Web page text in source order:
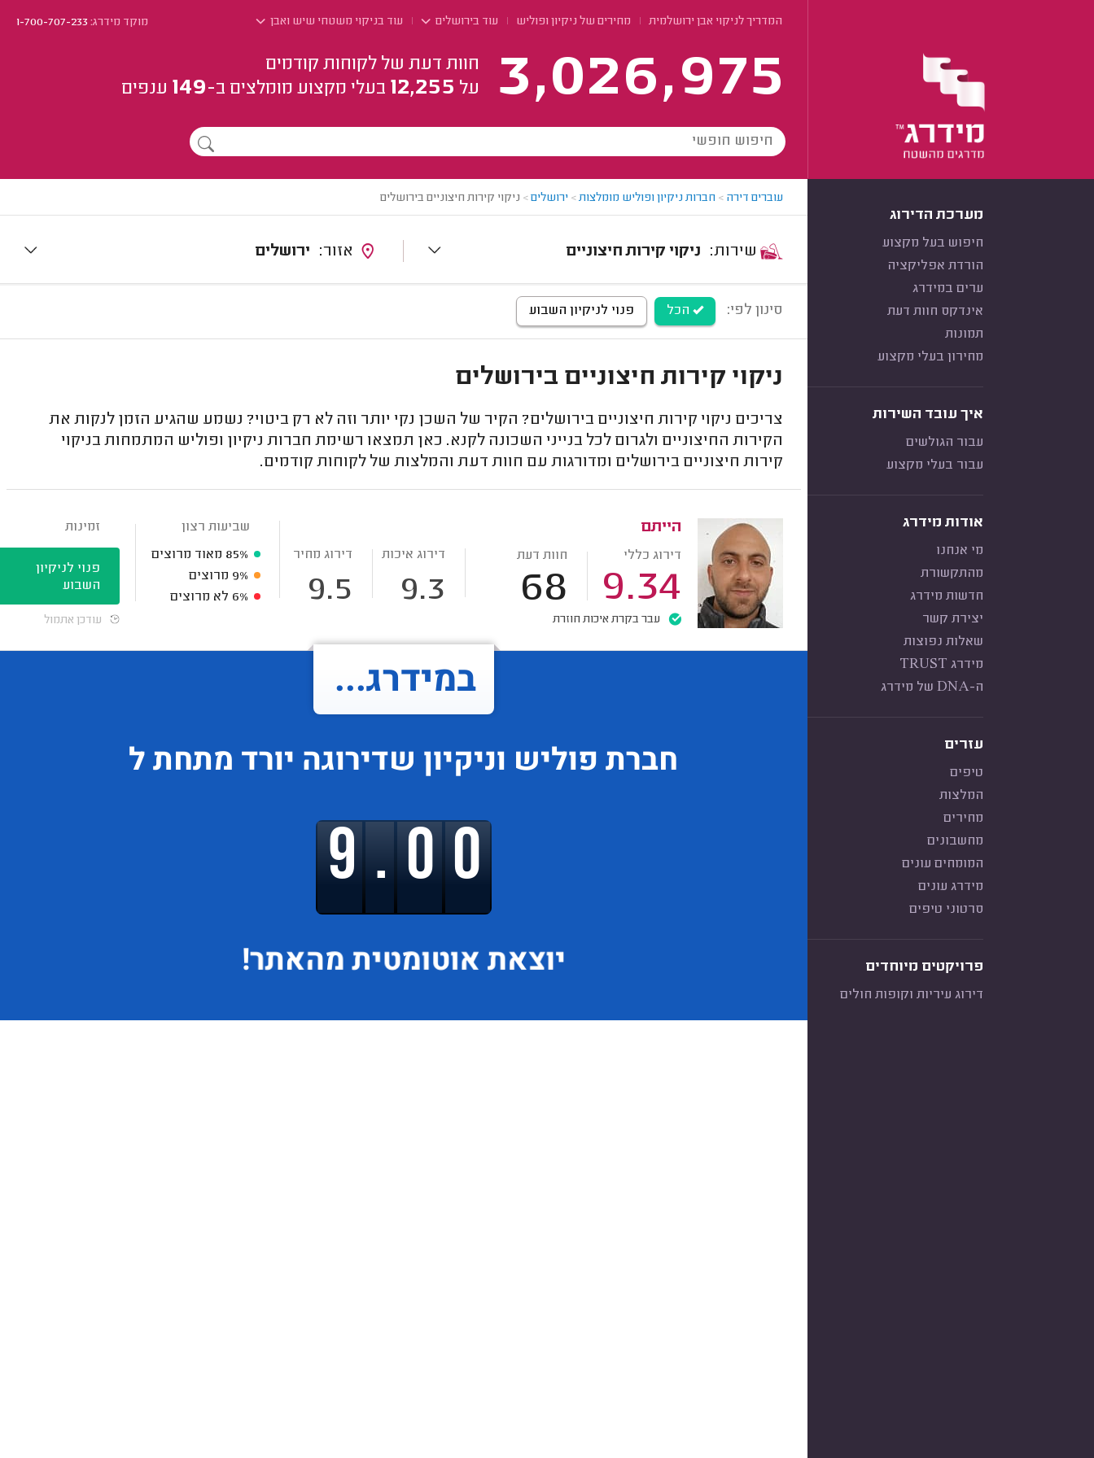
המדריך לניקוי אבן ירושלמית מחירים של ניקיון ופוליש עוד בירושלים עוד בניקוי משטחי שיש ואבן מוקד מידרג:1-700-707-233
3,026,975
חוות דעת של לקוחות קודמים
על 12,255 בעלי מקצוע מומלצים ב-149 ענפים
מערכת הדירוג
חיפוש בעל מקצוע
הורדת אפליקציה
ערים במידרג
אינדקס חוות דעת
תמונות
מחירון בעלי מקצוע
איך עובד השירות
עבור הגולשים
עבור בעלי מקצוע
אודות מידרג
מי אנחנו
מהתקשורת
חדשות מידרג
יצירת קשר
שאלות נפוצות
מידרג TRUST
ה-DNA של מידרג
עזרים
טיפים
המלצות
מחירים
מחשבונים
המומחים עונים
מידרג עונים
סרטוני טיפים
פרויקטים מיוחדים
דירוג עיריות וקופות חולים
עוברים דירה > חברות ניקיון ופוליש מומלצות> ירושלים> ניקוי קירות חיצוניים בירושלים
ניקוי קירות חיצוניים ירושלים
סינון לפי: הכל פנוי לניקיון השבוע
ניקוי קירות חיצוניים בירושלים
צריכים ניקוי קירות חיצוניים בירושלים? הקיר של השכן נקי יותר וזה לא רק ביטוי? נשמע שהגיע הזמן לנקות את
הקירות החיצוניים ולגרום לכל בנייני השכונה לקנא. כאן תמצאו רשימת חברות ניקיון ופוליש המתמחות בניקוי
קירות חיצוניים בירושלים ומדורגות עם חוות דעת והמלצות של לקוחות קודמים.
הייתם
דירוג כללי
9.34
חוות דעת
68
דירוג איכות
9.3
דירוג מחיר
9.5
עבר בקרת איכות חוזרת
שביעות רצון
85% מאוד מרוצים
9% מרוצים
6% לא מרוצים
זמינות
פנוי לניקיון
השבוע
עודכן אתמול
במידרג...
חברת פוליש וניקיון שדירוגה יורד מתחת ל
9.00
יוצאתאוטומטית מהאתר!